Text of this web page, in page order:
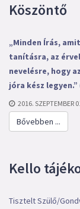
Köszöntő
„Minden Írás,
tanításra, az
nevelésre, hogy
jóra kész legyen.”
2016. SZEPTEMBER
Bővebben ...
Kello
Tisztelt Szülő/